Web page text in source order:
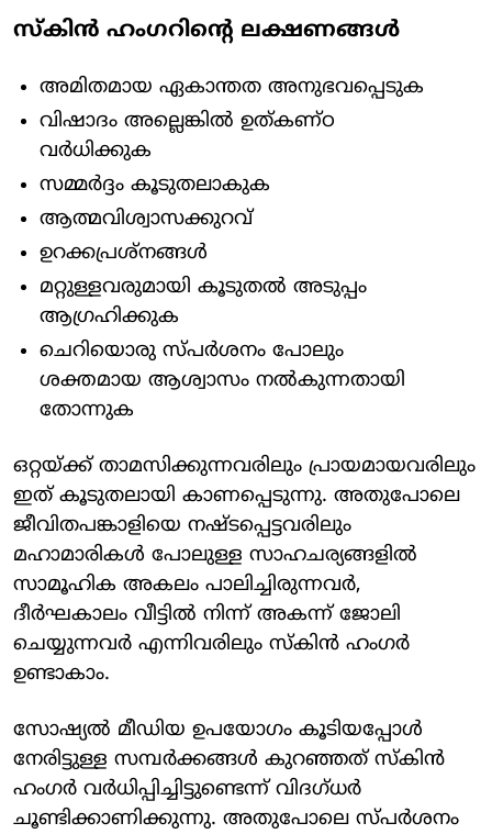
സ്കിൻ ഹംഗറിൻ്റെ ലക്ഷണങ്ങൾ
അമിതമായ ഏകാന്തത അനുഭവപ്പെടുക
വിഷാദം അല്ലെങ്കിൽ ഉത്കണ്ഠ
വർധിക്കുക
സമ്മർദ്ദം കൂടുതലാകുക
ആത്മവിശ്വാസക്കുറവ്
ഉറക്കപ്രശ്നങ്ങൾ
മറ്റുള്ളവരുമായി കൂടുതൽ അടുപ്പം
ആഗ്രഹിക്കുക
ചെറിയൊരു സ്പർശനം പോലും
ശക്തമായ ആശ്വാസം നൽകുന്നതായി
തോന്നുക
ഒറ്റയ്ക്ക് താമസിക്കുന്നവരിലും പ്രായമായവരിലും
ഇത് കൂടുതലായി കാണപ്പെടുന്നു. അതുപോലെ
ജീവിതപങ്കാളിയെ നഷ്ടപ്പെട്ടവരിലും
മഹാമാരികൾ പോലുള്ള സാഹചര്യങ്ങളിൽ
സാമൂഹിക അകലം പാലിച്ചിരുന്നവർ,
ദീർഘകാലം വീട്ടിൽ നിന്ന് അകന്ന് ജോലി
ചെയ്യുന്നവർ എന്നിവരിലും സ്കിൻ ഹം​ഗർ
ഉണ്ടാകാം.
സോഷ്യൽ മീഡിയ ഉപയോഗം കൂടിയപ്പോൾ
നേരിട്ടുള്ള സമ്പർക്കങ്ങൾ കുറഞ്ഞത് സ്കിൻ
ഹം​ഗർ വർധിപ്പിച്ചിട്ടുണ്ടെന്ന് വിദ​ഗ്ധ‍ർ
ചൂണ്ടിക്കാണിക്കുന്നു. അതുപോലെ സ്പർശനം